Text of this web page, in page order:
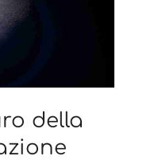
della